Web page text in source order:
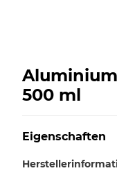
500 ml
Eigenschaften